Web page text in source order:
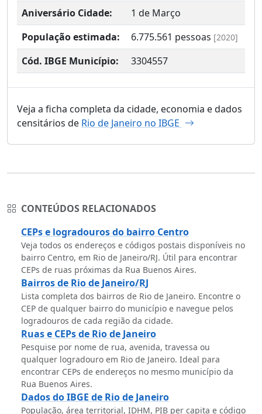
Aniversário Cidade:
1 de Março
População estimada:
6.775.561 pessoas [2020]
Cód. IBGE Município: 3304557
Veja a ficha completa da cidade, economia e dados
censitários de Rio de Janeiro no IBGE
CONTEÚDOS RELACIONADOS
CEPs e logradouros do bairro Centro
Veja todos os endereços e códigos postais disponíveis no
bairro Centro, em Rio de Janeiro/RJ. Útil para encontrar
CEPs de ruas próximas da Rua Buenos Aires.
Bairros de Rio de Janeiro/RJ
Lista completa dos bairros de Rio de Janeiro. Encontre o
CEP de qualquer bairro do município e navegue pelos
logradouros de cada região da cidade.
Ruas e CEPs de Rio de Janeiro
Pesquise por nome de rua, avenida, travessa ou
qualquer logradouro em Rio de Janeiro. Ideal para
encontrar CEPs de endereços no mesmo município da
Rua Buenos Aires.
Dados do IBGE de Rio de Janeiro
População, área territorial, IDHM, PIB per capita e código